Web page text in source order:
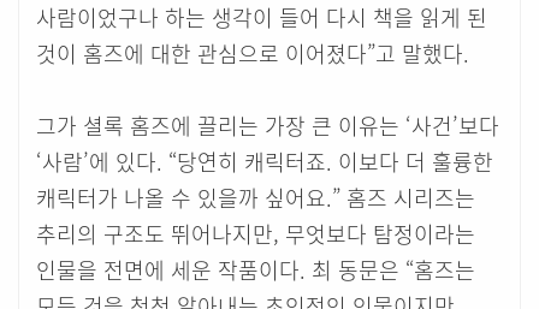
사람이었구나 하는 생각이 들어 다시 책을 읽게 된
것이 홈즈에 대한 관심으로 이어졌다”고 말했다.
그가 셜록 홈즈에 끌리는 가장 큰 이유는 ‘사건’보다
‘사람’에 있다. “당연히 캐릭터죠. 이보다 더 훌륭한
캐릭터가 나올 수 있을까 싶어요.” 홈즈 시리즈는
추리의 구조도 뛰어나지만, 무엇보다 탐정이라는
인물을 전면에 세운 작품이다. 최 동문은 “홈즈는